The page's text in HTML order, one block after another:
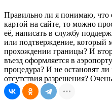
Правильно ли я понимаю, что
картой на сайте, то можно
её, написать в службу
или подтверждение, который
прохождении границы? И
въезд оформляется в
процедура? И не остановят ли
отсутствия разрешения?